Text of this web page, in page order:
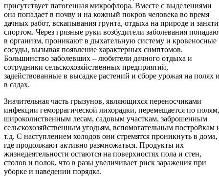
присутствует патогенная микрофлора. Вместе с выделениями
она попадает в почву и на кожный покров человека во время
дачных работ, вскапывания грунта, отдыха на природе и
спортом. Через грязные руки возбудители заболевания
в организм, проникают в дыхательную систему и кровеносные
сосуды, вызывая появление характерных симптомов.
Большинство заболевших – любители дачного отдыха и
сотрудники сельскохозяйственных предприятий,
задействованные в высадке растений и сборе урожая на полях
в садах.
Значительная часть грызунов, являющихся переносчиками
инфекции геморрагической лихорадки, перемещается по полям,
широколиственным лесам, садовым участкам, заброшенным
сельскохозяйственным угодьям, вспомогательным постройкам
т.д. С наступлением холодов они стремятся проникнуть в дома,
где продолжают активно размножаться. Продукты их
жизнедеятельности остаются на поверхностях пола и стен,
столов и полок, что в разы увеличивает риск заражения при
уборке и наведении порядка.